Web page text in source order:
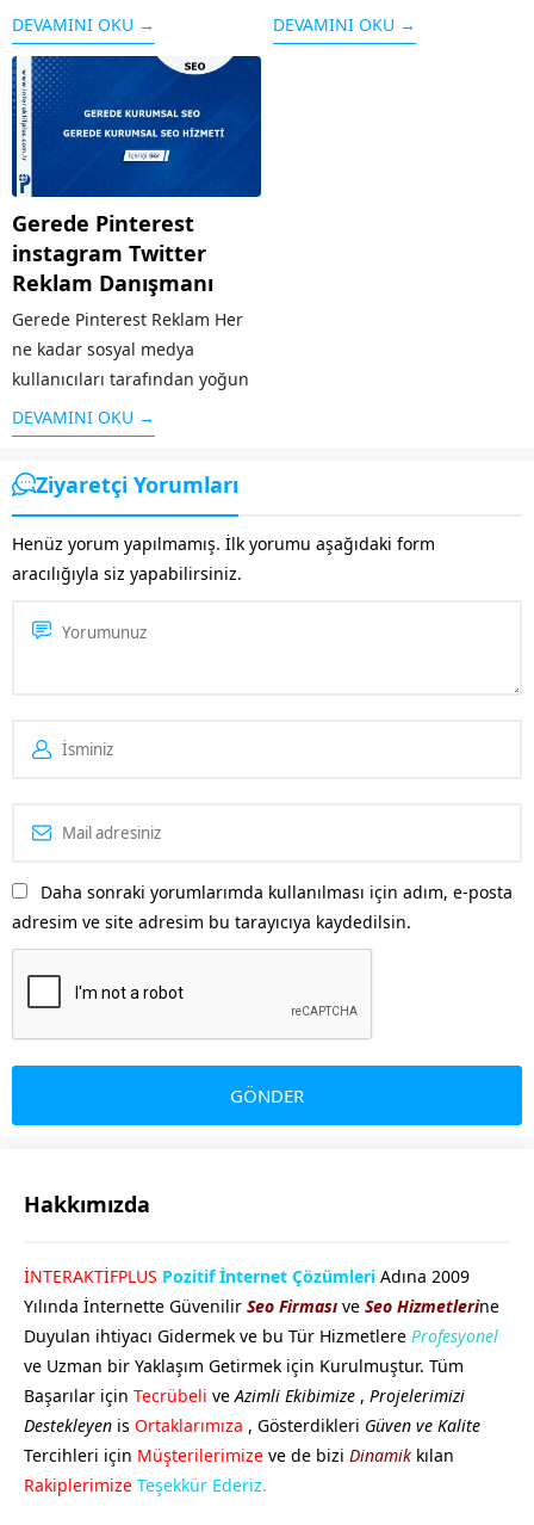
olan Youtube ,geniş bir kitleye
hitap etmektedir. Benzerlerine
kıyasla sunduğu kolay
arayüz,videoların çabuk
yüklenmesi ve diğer ek
özellikleri ile öne çıkan
Youtube’un ziyaretçi sayısı
fazla olunca bu alanda da...
DEVAMINI OKU →
yani kendi adresinin verilmesi,
o sitenin hem reklamı olduğu
DEVAMINI OKU →
Gerede Pinterest
instagram Twitter
Reklam Danışmanı
Gerede Pinterest Reklam Her
ne kadar sosyal medya
kullanıcıları tarafından yoğun
bir şekilde kullanılmasa da
özellikle grafik / görsel
aramaları için sık kullanılan bir
platform olan Pinterest’te yer
çıkaracaktır. Özellikle
Pinterest’in kitlesine...
DEVAMINI OKU →
Ziyaretçi Yorumları
Henüz yorum yapılmamış. İlk yorumu aşağıdaki form
aracılığıyla siz yapabilirsiniz.
Daha sonraki yorumlarımda kullanılması için adım, e-posta
adresim ve site adresim bu tarayıcıya kaydedilsin.
Hakkımızda
İNTERAKTİFPLUS Pozitif İnternet Çözümleri Adına 2009
Yılında İnternette Güvenilir Seo Firması ve Seo Hizmetlerine
Duyulan ihtiyacı Gidermek ve bu Tür Hizmetlere Profesyonel
ve Uzman bir Yaklaşım Getirmek için Kurulmuştur. Tüm
Başarılar için Tecrübeli veAzimli Ekibimize , Projelerimizi
Destekleyen is Ortaklarımıza , Gösterdikleri Güven ve Kalite
Tercihleri için Müşterilerimize ve de bizi Dinamik kılan
Rakiplerimize Teşekkür Ederiz.
GÖKHAN GÖKMEN